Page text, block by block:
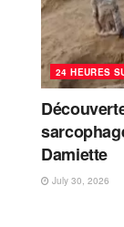
24 HEURES
Damiette
July 30, 2026